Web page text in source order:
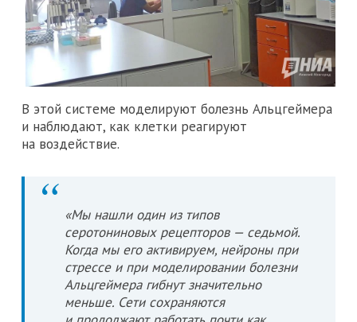
В этой системе моделируют болезнь Альцгеймера
и наблюдают, как клетки реагируют
на воздействие.
«Мы нашли один из типов
серотониновых рецепторов — седьмой.
Когда мы его активируем, нейроны при
стрессе и при моделировании болезни
Альцгеймера гибнут значительно
меньше. Сети сохраняются